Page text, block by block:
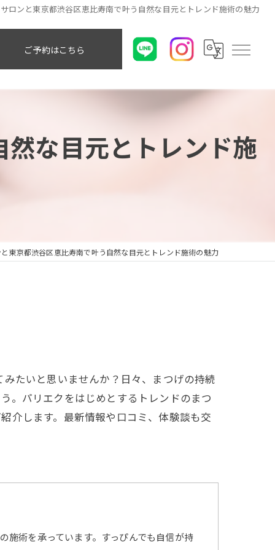
ロンと東京都渋谷区恵比寿南で叶う自然な目元とトレンド施術の魅力
ご予約はこちら
な目元とトレンド施
東京都渋谷区恵比寿南で叶う自然な目元とトレンド施術の魅力
たいと思いませんか？日々、まつげの持続
。パリエクをはじめとするトレンドのまつ
介します。最新情報や口コミ、体験談も交
施術を承っています。すっぴんでも自信が持